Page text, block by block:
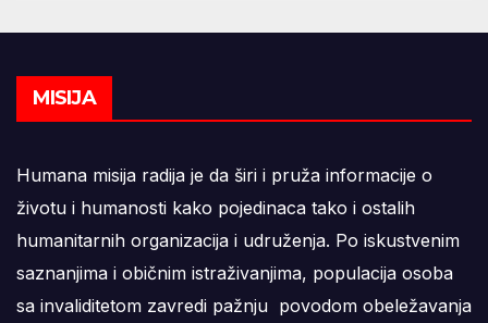
MISIJA
Humana misija radija je da širi i pruža informacije o
životu i humanosti kako pojedinaca tako i ostalih
humanitarnih organizacija i udruženja. Po iskustvenim
saznanjima i običnim istraživanjima, populacija osoba
sa invaliditetom zavredi pažnju povodom obeležavanja